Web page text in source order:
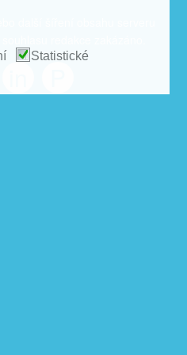
další šíření obsahu serveru
redakce zakázáno.
Statistické